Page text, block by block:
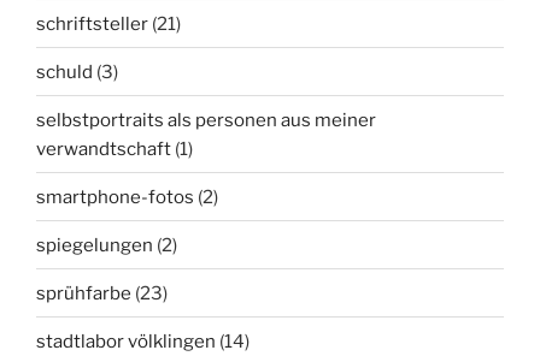
schriftsteller (21)
schuld (3)
selbstportraits als personen aus meiner
verwandtschaft (1)
smartphone-fotos (2)
spiegelungen (2)
sprühfarbe (23)
stadtlabor völklingen (14)